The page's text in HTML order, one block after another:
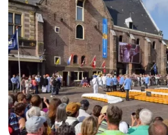
Nieuws
Medische
adressen
Regio
Noord-